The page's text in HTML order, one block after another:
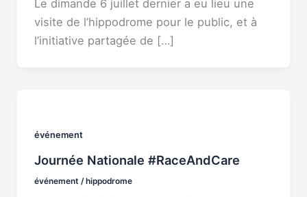
Le dimande 6 juillet dernier a eu lieu une
visite de l’hippodrome pour le public, et à
l’initiative partagée de […]
événement
Journée Nationale #RaceAndCare
événement / hippodrome